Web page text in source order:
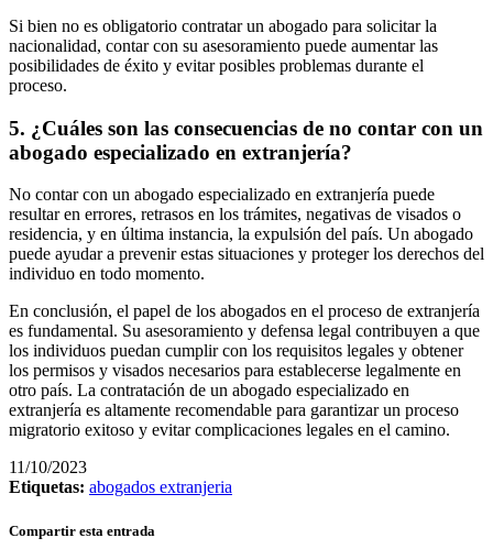
Si bien no es obligatorio contratar un abogado para solicitar la
nacionalidad, contar con su asesoramiento puede aumentar las
posibilidades de éxito y evitar posibles problemas durante el
proceso.
5. ¿Cuáles son las consecuencias de no contar con un
abogado especializado en extranjería?
No contar con un abogado especializado en extranjería puede
resultar en errores, retrasos en los trámites, negativas de visados o
residencia, y en última instancia, la expulsión del país. Un abogado
puede ayudar a prevenir estas situaciones y proteger los derechos del
individuo en todo momento.
En conclusión, el papel de los abogados en el proceso de extranjería
es fundamental. Su asesoramiento y defensa legal contribuyen a que
los individuos puedan cumplir con los requisitos legales y obtener
los permisos y visados necesarios para establecerse legalmente en
otro país. La contratación de un abogado especializado en
extranjería es altamente recomendable para garantizar un proceso
migratorio exitoso y evitar complicaciones legales en el camino.
11/10/2023
Etiquetas: abogados extranjeria
Compartir esta entrada